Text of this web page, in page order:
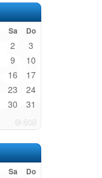
Sa Do
2 3
9 10
16 17
23 24
30 31
Sa Do